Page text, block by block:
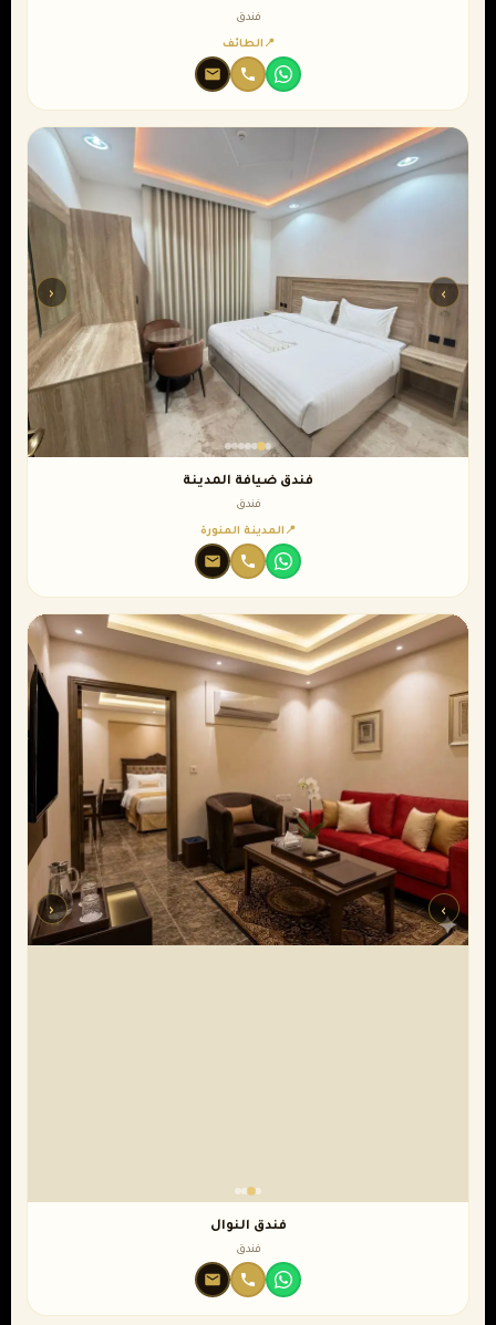
فندق
الطائف
›
‹
فندق ضيافة المدينة
فندق
المدينة المنورة
›
‹
فندق النوال
فندق